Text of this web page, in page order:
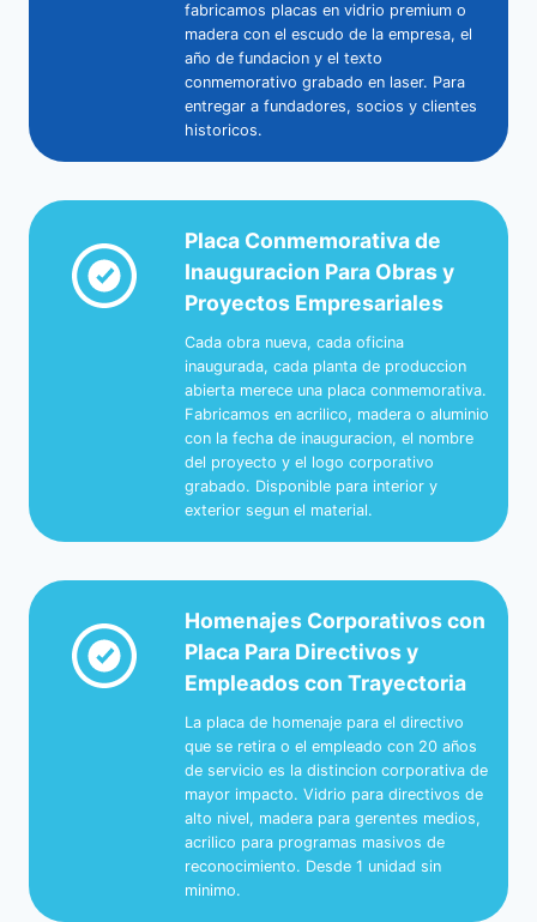
fabricamos placas en vidrio premium o
madera con el escudo de la empresa, el
año de fundacion y el texto
conmemorativo grabado en laser. Para
entregar a fundadores, socios y clientes
historicos.
Placa Conmemorativa de
Inauguracion Para Obras y
Proyectos Empresariales
Cada obra nueva, cada oficina
inaugurada, cada planta de produccion
abierta merece una placa conmemorativa.
Fabricamos en acrilico, madera o aluminio
con la fecha de inauguracion, el nombre
del proyecto y el logo corporativo
grabado. Disponible para interior y
exterior segun el material.
Homenajes Corporativos con
Placa Para Directivos y
Empleados con Trayectoria
La placa de homenaje para el directivo
que se retira o el empleado con 20 años
de servicio es la distincion corporativa de
mayor impacto. Vidrio para directivos de
alto nivel, madera para gerentes medios,
acrilico para programas masivos de
reconocimiento. Desde 1 unidad sin
minimo.